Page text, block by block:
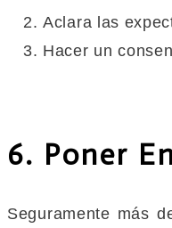
Aclara las
Hacer un
6. Poner
Seguramente más